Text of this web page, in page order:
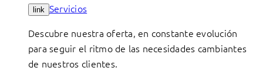
link Servicios
Descubre nuestra oferta, en constante evolución
para seguir el ritmo de las necesidades cambiantes
de nuestros clientes.